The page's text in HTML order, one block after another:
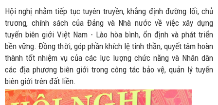
Hội nghị nhằm tiếp tục tuyên truyền, khẳng định đường lối, chủ
trương, chính sách của Đảng và Nhà nước về việc xây dựng
tuyến biên giới Việt Nam - Lào hòa bình, ổn định và phát triển
bền vững. Đồng thời, góp phần khích lệ tinh thần, quyết tâm hoàn
thành tốt nhiệm vụ của các lực lượng chức năng và Nhân dân
các địa phương biên giới trong công tác bảo vệ, quản lý tuyến
biên giới trên đất liền.